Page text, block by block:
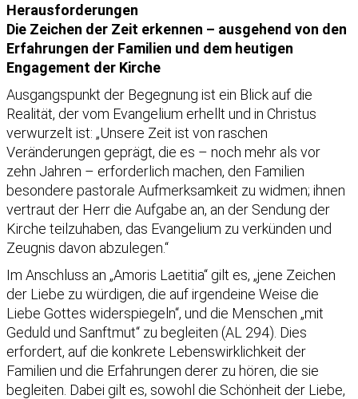
Herausforderungen
Die Zeichen der Zeit erkennen – ausgehend von den
Erfahrungen der Familien und dem heutigen
Engagement der Kirche
Ausgangspunkt der Begegnung ist ein Blick auf die
Realität, der vom Evangelium erhellt und in Christus
verwurzelt ist: „Unsere Zeit ist von raschen
Veränderungen geprägt, die es – noch mehr als vor
zehn Jahren – erforderlich machen, den Familien
besondere pastorale Aufmerksamkeit zu widmen; ihnen
vertraut der Herr die Aufgabe an, an der Sendung der
Kirche teilzuhaben, das Evangelium zu verkünden und
Zeugnis davon abzulegen.“
Im Anschluss an „Amoris Laetitia“ gilt es, „jene Zeichen
der Liebe zu würdigen, die auf irgendeine Weise die
Liebe Gottes widerspiegeln“, und die Menschen „mit
Geduld und Sanftmut“ zu begleiten (AL 294). Dies
erfordert, auf die konkrete Lebenswirklichkeit der
Familien und die Erfahrungen derer zu hören, die sie
begleiten. Dabei gilt es, sowohl die Schönheit der Liebe,